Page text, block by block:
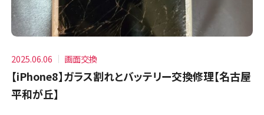
2025.06.06 画面交換
【iPhone8】ガラス割れとバッテリー交換修理【名古屋
平和が丘】